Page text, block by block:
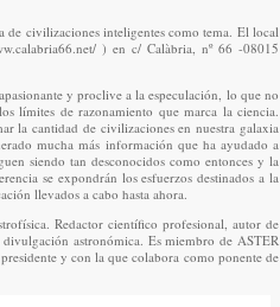
de civilizaciones inteligentes como tema. El local
) en c/ Calàbria, nº 66 -08015
y proclive a la especulación, lo que no
límites de razonamiento que marca la ciencia.
la cantidad de civilizaciones en nuestra galaxia
mucha más información que ha ayudado a
siendo tan desconocidos como entonces y la
se expondrán los esfuerzos destinados a la
llevados a cabo hasta ahora.
Redactor científico profesional, autor de
astronómica. Es miembro de ASTER
y con la que colabora como ponente de